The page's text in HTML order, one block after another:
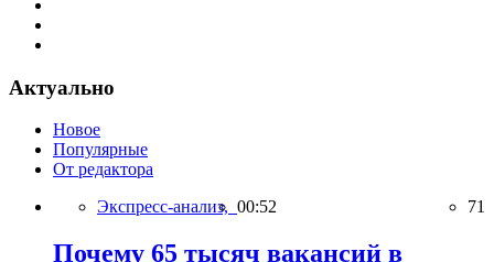
Актуально
Новое
Популярные
От редактора
Экспресс-анализ, 00:52 71
Почему 65 тысяч вакансий в